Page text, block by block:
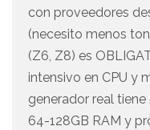
con proveedores
(necesito menos
(Z6, Z8) es
intensivo en CPU y
generador real
64-128GB RAM y